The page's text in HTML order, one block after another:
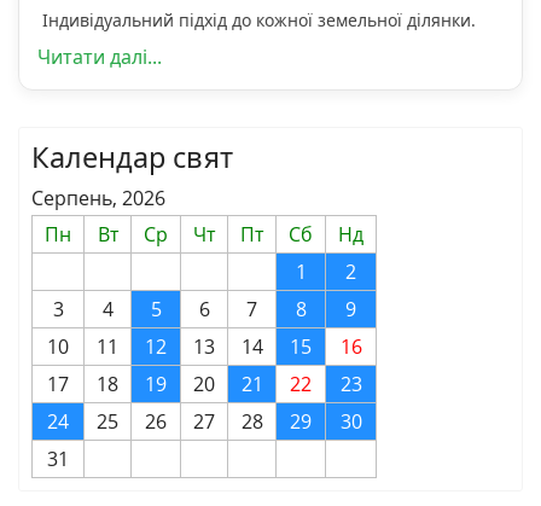
Індивідуальний підхід до кожної земельної ділянки.
Читати далі...
Календар свят
Серпень, 2026
Пн
Вт Ср Чт Пт Сб
Нд
1
2
3
4 5 6 7 8
9
10
11 12 13 14 15
16
17
18 19 20 21 22
23
24
25 26 27 28 29
30
31